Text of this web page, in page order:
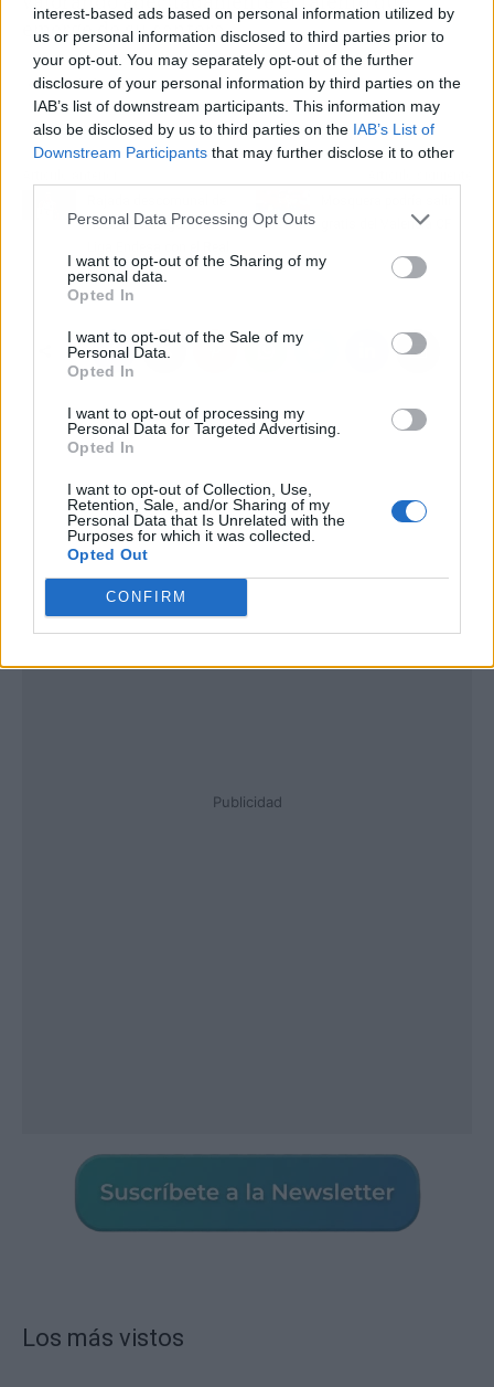
interest-based ads based on personal information utilized by
us or personal information disclosed to third parties prior to
your opt-out. You may separately opt-out of the further
disclosure of your personal information by third parties on the
IAB’s list of downstream participants. This information may
also be disclosed by us to third parties on the IAB’s List of
Downstream Participants that may further disclose it to other
Personal Data Processing Opt Outs
I want to opt-out of the Sharing of my
personal data.
Opted In
I want to opt-out of the Sale of my
Personal Data.
Opted In
I want to opt-out of processing my
Personal Data for Targeted Advertising.
Opted In
I want to opt-out of Collection, Use,
Retention, Sale, and/or Sharing of my
Personal Data that Is Unrelated with the
Purposes for which it was collected.
Opted Out
CONFIRM
emerge de su cantera.
Más información:El recambio de Johnny Cardoso en el Betis
es un portento de la Premier League
Hezonja tras ganar la
Madrid
gratis del Valencia CF
Publicidad
Los más vistos